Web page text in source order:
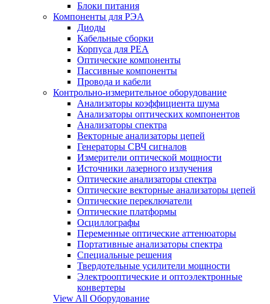
Блоки питания
Компоненты для РЭА
Диоды
Кабельные сборки
Корпуса для РЕА
Оптические компоненты
Пассивные компоненты
Провода и кабели
Контрольно-измерительное оборудование
Анализаторы коэффициента шума
Анализаторы оптических компонентов
Анализаторы спектра
Векторные анализаторы цепей
Генераторы СВЧ сигналов
Измерители оптической мощности
Источники лазерного излучения
Оптические анализаторы спектра
Оптические векторные анализаторы цепей
Оптические переключатели
Оптические платформы
Осциллографы
Переменные оптические аттенюаторы
Портативные анализаторы спектра
Специальные решения
Твердотельные усилители мощности
Электрооптические и оптоэлектронные
конвертеры
View All Оборудование